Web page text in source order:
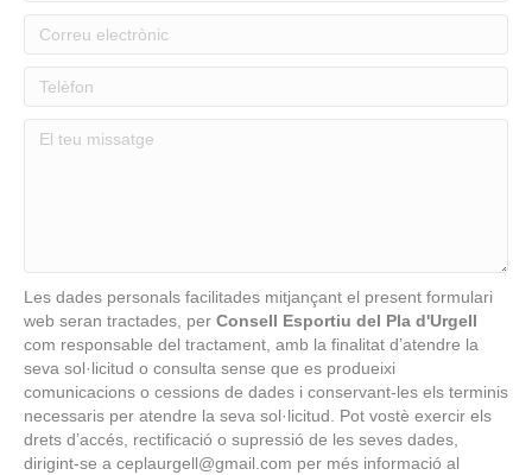
Les dades personals facilitades mitjançant el present formulari
web seran tractades, per Consell Esportiu del Pla d'Urgell
com responsable del tractament, amb la finalitat d’atendre la
seva sol·licitud o consulta sense que es produeixi
comunicacions o cessions de dades i conservant-les els terminis
necessaris per atendre la seva sol·licitud. Pot vostè exercir els
drets d’accés, rectificació o supressió de les seves dades,
dirigint-se a ceplaurgell@gmail.com per més informació al